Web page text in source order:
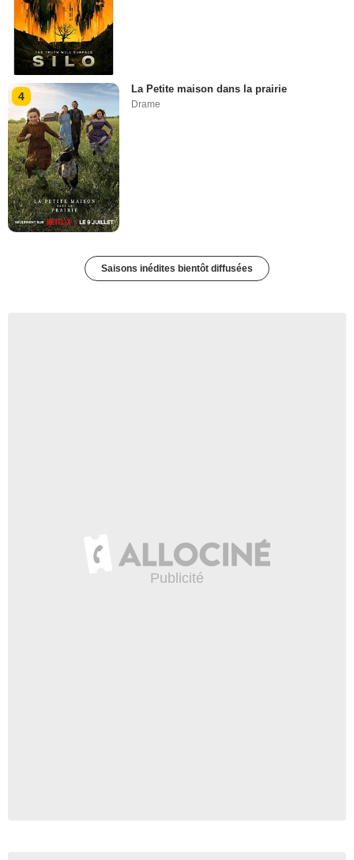
4
La Petite maison dans la prairie
Drame
Saisons inédites bientôt diffusées